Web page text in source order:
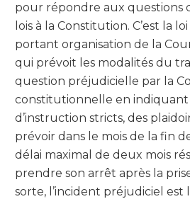
pour répondre aux questions
lois à la Constitution. C’est la
portant organisation de la
qui prévoit les modalités du
question préjudicielle par la
constitutionnelle en indiquant
d’instruction stricts, des
prévoir dans le mois de la fin
délai maximal de deux mois
prendre son arrêt après la
sorte, l’incident préjudiciel est